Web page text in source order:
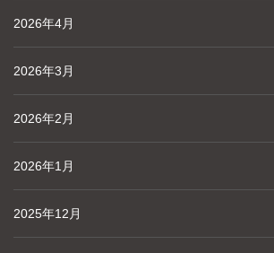
2026年4月
2026年3月
2026年2月
2026年1月
2025年12月